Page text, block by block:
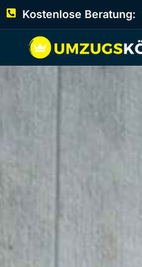
Kostenlose Beratung: